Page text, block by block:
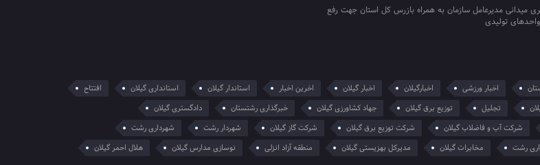
میدانی مدیرعامل سازمان به همراه بازرس کل استان جهت رفع
تولیدی
اخبار ورزشی اخبارگیلان اخبار گیلان اخرین اخبار استاندار گیلان استانداری گیلان
افتتاح
تجلیل توزیع برق گیلان جهاد کشاورزی گیلان خبرگذاری رشتستان
دادگستری گیلان
شرکت آب و فاضلاب گیلان شرکت توزیع برق گیلان شرکت گاز گیلان شهردار رشت
شهرداری رشت
رشت مخابرات گیلان مدیرکل بهزیستی گیلان منطقه آزاد انزلی نوسازی مدارس گیلان
هلال احمر گیلان